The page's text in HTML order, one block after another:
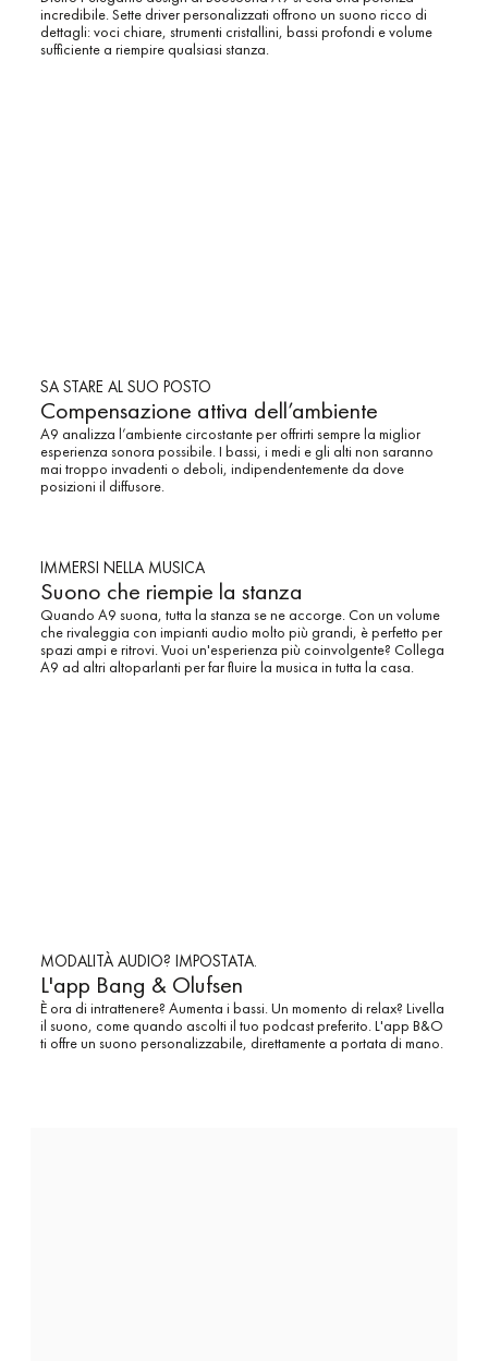
incredibile. Sette driver personalizzati offrono un suono ricco di
dettagli: voci chiare, strumenti cristallini, bassi profondi e volume
sufficiente a riempire qualsiasi stanza.
SA STARE AL SUO POSTO
Compensazione attiva dell’ambiente
A9 analizza l’ambiente circostante per offrirti sempre la miglior
esperienza sonora possibile. I bassi, i medi e gli alti non saranno
mai troppo invadenti o deboli, indipendentemente da dove
posizioni il diffusore.
IMMERSI NELLA MUSICA
Suono che riempie la stanza
Quando A9 suona, tutta la stanza se ne accorge. Con un volume
che rivaleggia con impianti audio molto più grandi, è perfetto per
spazi ampi e ritrovi. Vuoi un'esperienza più coinvolgente? Collega
A9 ad altri altoparlanti per far fluire la musica in tutta la casa.
MODALITÀ AUDIO? IMPOSTATA.
L'app Bang & Olufsen
È ora di intrattenere? Aumenta i bassi. Un momento di relax? Livella
il suono, come quando ascolti il tuo podcast preferito. L'app B&O
ti offre un suono personalizzabile, direttamente a portata di mano.